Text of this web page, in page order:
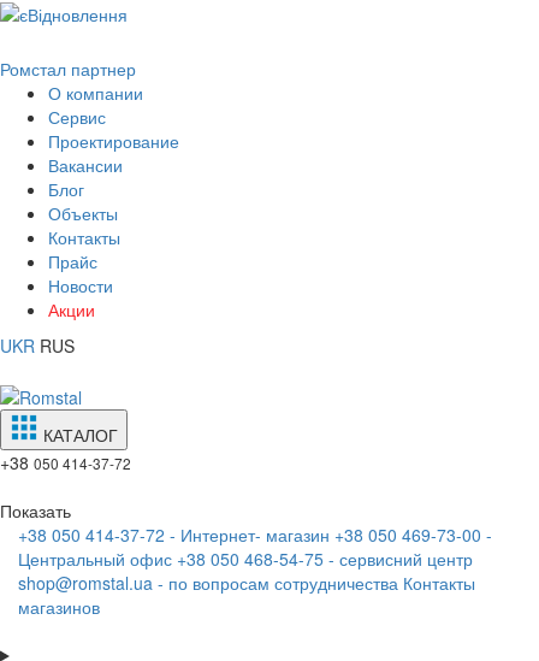
Ромстал партнер
О компании
Сервис
Проектирование
Вакансии
Блог
Объекты
Контакты
Прайс
Новости
Акции
UKR RUS
КАТАЛОГ
+38 050 414-37-72
Показать
+38 050 414-37-72 - Интернет- магазин +38 050 469-73-00 -
Центральный офис +38 050 468-54-75 - сервисний центр
shop@romstal.ua - по вопросам сотрудничества Контакты
магазинов